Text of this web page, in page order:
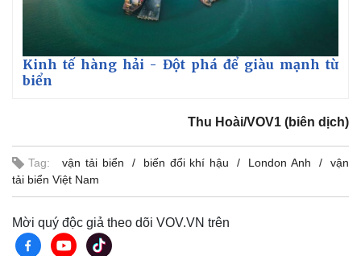
Kinh tế hàng hải - Đột phá để giàu mạnh từ
biển
Thu Hoài/VOV1 (biên dịch)
Tag: vận tải biển biến đổi khí hậu London Anh
vận
tải biển Việt Nam
Mời quý độc giả theo dõi VOV.VN trên